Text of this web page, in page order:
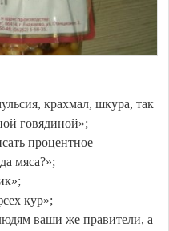
крахмал, шкура, так
говядиной»;
процентное
мяса?»;
кур»;
ваши же правители, а